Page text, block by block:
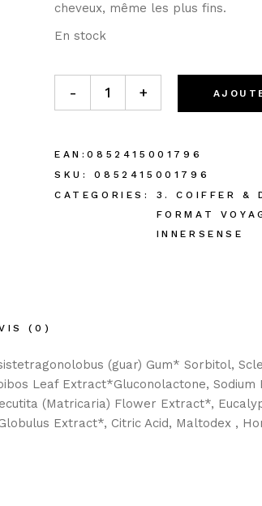
cheveux, même les plus fins.
En stock
- +
EAN:0852415001796
SKU:
0852415001796
CATEGORIES:
3. COIFFER &
FORMAT
INNERSENSE
(0)
(guar) Gum* Sorbitol,
Leaf Extract*Gluconolactone, Sodium
(Matricaria) Flower Extract*,
Extract*, Citric Acid, Maltodex ,